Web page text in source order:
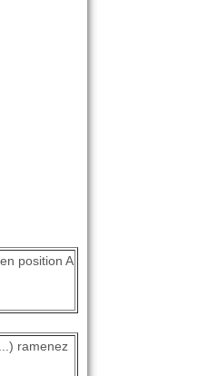
position A
ramenez